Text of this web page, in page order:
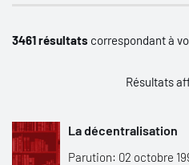
3461 résultats correspondant à
Résultats
La décentralisation
Parution: 02 octobre